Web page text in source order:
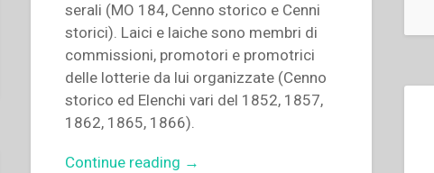
serali (MO 184, Cenno storico e Cenni
storici). Laici e laiche sono membri di
commissioni, promotori e promotrici
delle lotterie da lui organizzate (Cenno
storico ed Elenchi vari del 1852, 1857,
1862, 1865, 1866).
Continue reading “Pietro
→